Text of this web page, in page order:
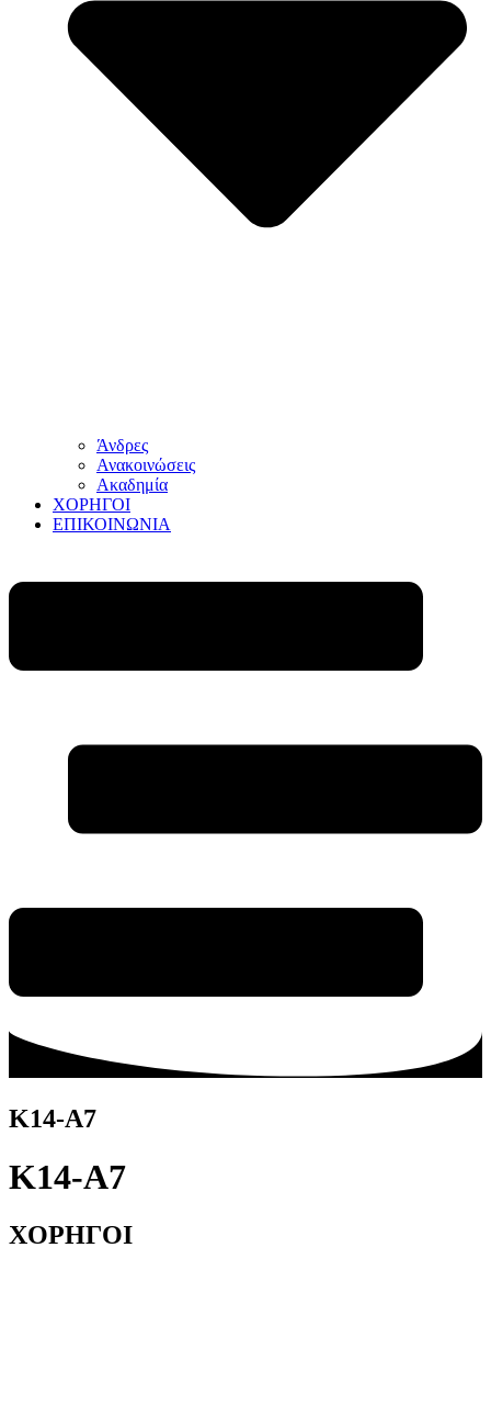
Άνδρες
Ανακοινώσεις
Ακαδημία
ΧΟΡΗΓΟΙ
ΕΠΙΚΟΙΝΩΝΙΑ
Κ14-Α7
Κ14-Α7
ΧΟΡΗΓΟΙ